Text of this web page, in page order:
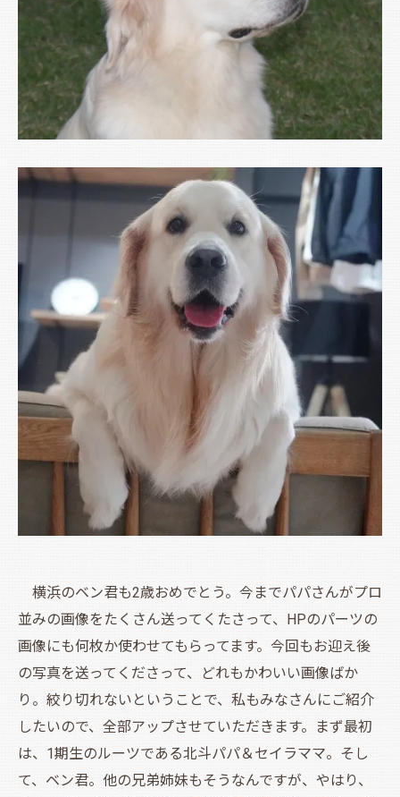
横浜のベン君も2歳おめでとう。今までパパさんがプロ
並みの画像をたくさん送ってくたさって、HPのパーツの
画像にも何枚か使わせてもらってます。今回もお迎え後
の写真を送ってくださって、どれもかわいい画像ばか
り。絞り切れないということで、私もみなさんにご紹介
したいので、全部アップさせていただきます。まず最初
は、1期生のルーツである北斗パパ＆セイラママ。そし
て、ベン君。他の兄弟姉妹もそうなんですが、やはり、